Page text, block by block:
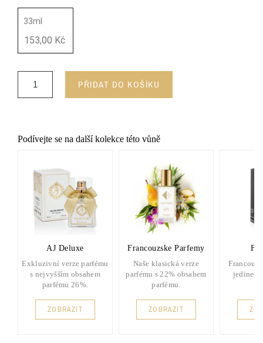
33ml
153,00 Kč
PŘIDAT DO KOŠÍKU
Podívejte se na další kolekce této vůně
AJ Deluxe
Exkluzivní verze parfému
s nejvyšším obsahem
parfému 26%.
ZOBRAZIT
Francouzske Parfemy
Naše klasická verze
parfému s 22% obsahem
parfému.
ZOBRAZIT
FP